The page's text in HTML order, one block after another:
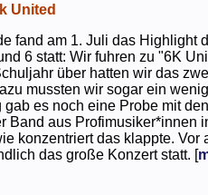
United
fand am 1. Juli das Highlight
6 statt: Wir fuhren zu "6K
über hatten wir das
mussten wir sogar ein
gab es noch eine Probe mit
Band aus Profimusiker*innen
konzentriert das klappte. Vor
das große Konzert statt. [